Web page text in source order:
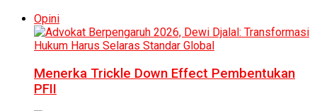
Opini
Menerka Trickle Down Effect Pembentukan
PFII